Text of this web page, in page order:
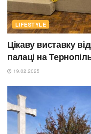
LIFESTYLE
Цікаву виставку
палаці на
19.02.2025